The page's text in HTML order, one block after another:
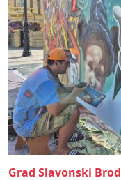
Grad Slavonski Brod